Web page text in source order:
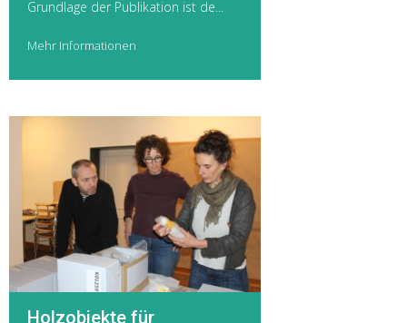
Grundlage der Publikation ist de...
Mehr Informationen
Holzobjekte für